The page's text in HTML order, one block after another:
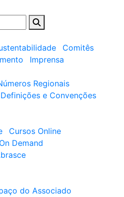
Comitês
Imprensa
Regionais
Definições e Convenções
Cursos Online
On Demand
do Associado